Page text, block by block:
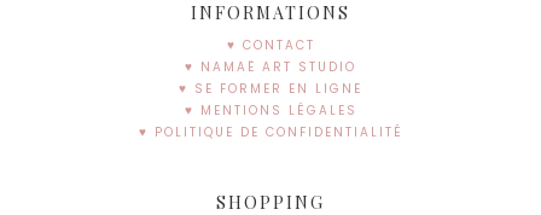
INFORMATIONS
♥ CONTACT
♥ NAMAË ART STUDIO
♥ SE FORMER EN LIGNE
♥ MENTIONS LÉGALES
♥ POLITIQUE DE CONFIDENTIALITÉ
SHOPPING